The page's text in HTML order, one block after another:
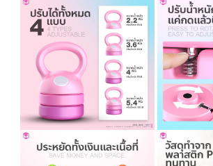
☛ ราคานี้เป็นราคาต่อชิ้น สามารถเลือกสีได้ ➔ 【มีสี ฟ้า ชม
ซื้อ 1 ชิ้นได้เหมือน 4 ชิ้น สามารถปรับน้ำหนักได้ 2.2/3.6/4/
ผลิตด้วยวัสดุคุณภาพสูง
วัสดุทำจากพลาสติก PP ทนทาน แข็งแรง ไม่แต
ปรับเปลี่ยนน้ำหนักได้ เพียงแต่หมุนๆ ก็เปลี่ยน
ขนาดอุปกรณ์ 15*15*28 cm